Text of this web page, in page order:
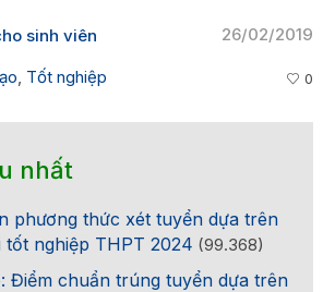
26/02/2019
sinh viên
, Tốt nghiệp 0
nhất
phương thức xét tuyển dựa trên
tốt nghiệp THPT 2024 (99.368)
Điểm chuẩn trúng tuyển dựa trên